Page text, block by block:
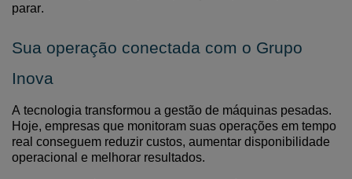
parar.
Sua operação conectada com o Grupo
Inova
A tecnologia transformou a gestão de máquinas pesadas.
Hoje, empresas que monitoram suas operações em tempo
real conseguem reduzir custos, aumentar disponibilidade
operacional e melhorar resultados.